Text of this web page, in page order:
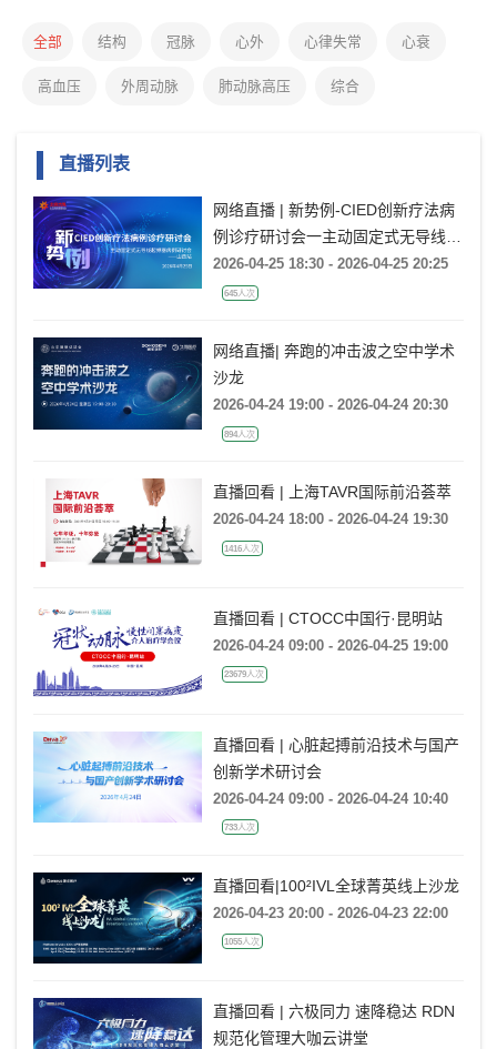
全部 结构 冠脉 心外 心律失常 心衰
高血压 外周动脉 肺动脉高压 综合
直播列表
网络直播 | 新势例-CIED创新疗法病
例诊疗研讨会一主动固定式无导线起
搏器病例研讨会一山西站
2026-04-25 18:30 - 2026-04-25 20:25
645人次
网络直播| 奔跑的冲击波之空中学术
沙龙
2026-04-24 19:00 - 2026-04-24 20:30
894人次
直播回看 | 上海TAVR国际前沿荟萃
2026-04-24 18:00 - 2026-04-24 19:30
1416人次
直播回看 | CTOCC中国行·昆明站
2026-04-24 09:00 - 2026-04-25 19:00
23679人次
直播回看 | 心脏起搏前沿技术与国产
创新学术研讨会
2026-04-24 09:00 - 2026-04-24 10:40
733人次
直播回看|100²IVL全球菁英线上沙龙
2026-04-23 20:00 - 2026-04-23 22:00
1055人次
直播回看 | 六极同力 速降稳达 RDN
规范化管理大咖云讲堂